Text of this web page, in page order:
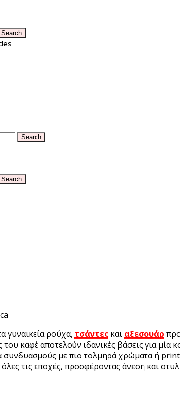
γυναικεία ρούχα, τσάντες και αξεσουάρ
του καφέ αποτελούν ιδανικές βάσεις για
συνδυασμούς με πιο τολμηρά χρώματα ή
τις εποχές, προσφέροντας άνεση και